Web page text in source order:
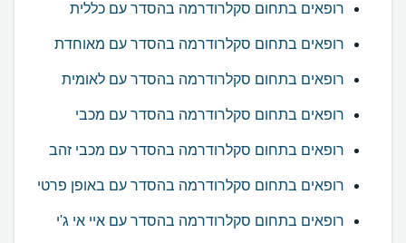
רופאים בתחום סקלרודרמה בהסדר עם כללית
רופאים בתחום סקלרודרמה בהסדר עם מאוחדת
רופאים בתחום סקלרודרמה בהסדר עם לאומית
רופאים בתחום סקלרודרמה בהסדר עם מכבי
רופאים בתחום סקלרודרמה בהסדר עם מכבי זהב
רופאים בתחום סקלרודרמה בהסדר עם באופן פרטי
רופאים בתחום סקלרודרמה בהסדר עם איי אי ג'י